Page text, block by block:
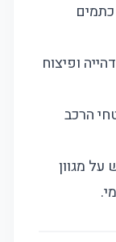
כתמים
ופיצוח
הרכב
מגוון